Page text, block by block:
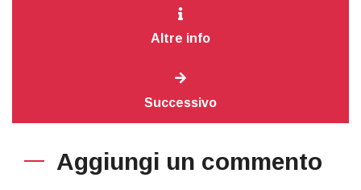
Altre info
Successivo
Aggiungi un commento